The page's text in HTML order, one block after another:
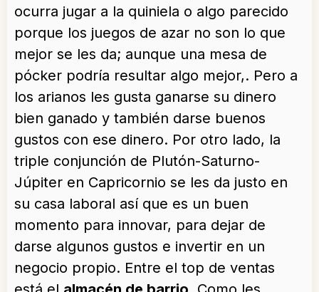
ocurra jugar a la quiniela o algo parecido
porque los juegos de azar no son lo que
mejor se les da; aunque una mesa de
pócker podría resultar algo mejor,. Pero a
los arianos les gusta ganarse su dinero
bien ganado y también darse buenos
gustos con ese dinero. Por otro lado, la
triple conjunción de Plutón-Saturno-
Júpiter en Capricornio se les da justo en
su casa laboral así que es un buen
momento para innovar, para dejar de
darse algunos gustos e invertir en un
negocio propio. Entre el top de ventas